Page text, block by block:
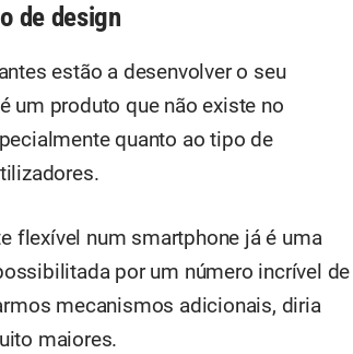
de design
estão a desenvolver o seu
um produto que não existe no
quanto ao tipo de
flexível num smartphone já é uma
por um número incrível de
mecanismos adicionais, diria
maiores.